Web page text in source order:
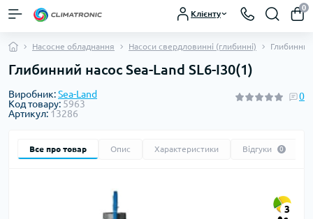
Клієнту
0
Насосне обладнання Насоси свердловинні (глибинні)
Глибинний насос Sea-Land SL6-I30(1)
Виробник:Sea-Land
Код товару: 5963
Артикул: 13286
0
Все про товар Опис Характеристики Відгуки 0
3